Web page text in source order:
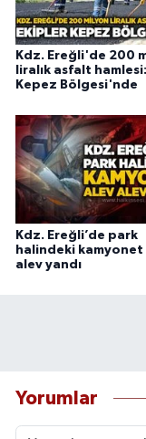
Kdz. Ereğli'de 200
liralık asfalt
Kepez Bölgesi'nde
Kdz. Ereğli’de park
halindeki kamyonet
alev yandı
Yorumlar